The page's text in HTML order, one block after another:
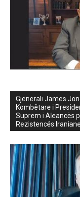
Gjenerali James
Kombëtare i
Suprem i Aleancës
Rezistencës Iraniane